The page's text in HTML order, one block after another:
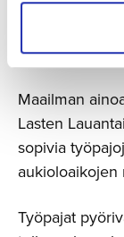
Maailman
Lasten
sopivia
aukioloaikojen
Työpajat